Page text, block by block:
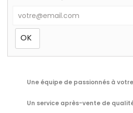
Une équipe de passionnés à
Un service après-vente de